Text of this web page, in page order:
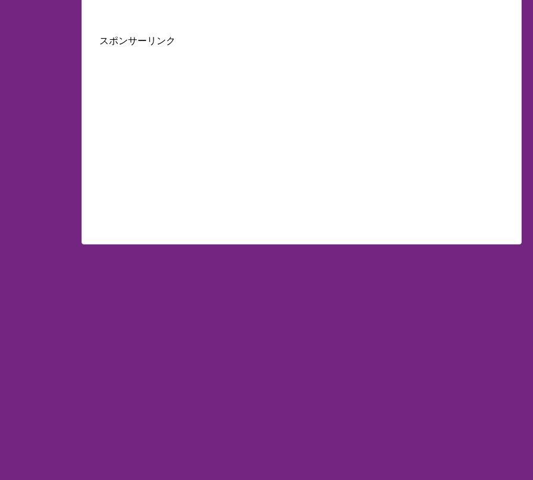
スポンサーリンク